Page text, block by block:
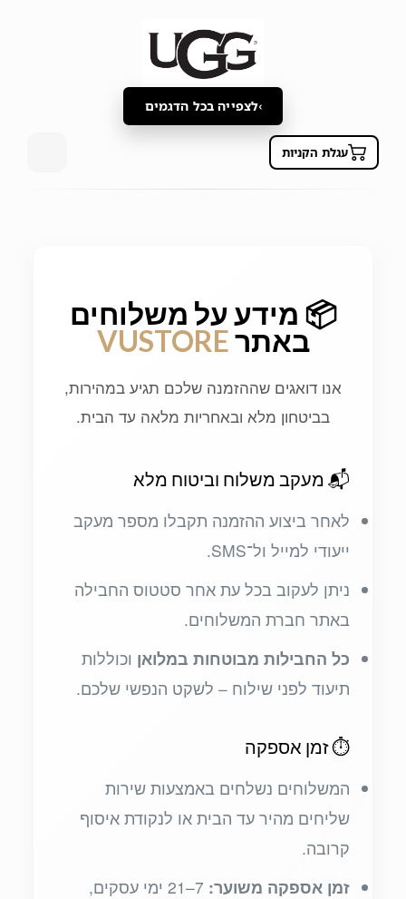
לצפייה בכל הדגמים
עגלת הקניות
📦 מידע על משלוחים
באתרVUSTORE
אנו דואגים שההזמנה שלכם תגיע במהירות,
בביטחון מלא ובאחריות מלאה עד הבית.
📬 מעקב משלוח וביטוח מלא
לאחר ביצוע ההזמנה תקבלו מספר מעקב
ייעודי למייל ול־SMS.
ניתן לעקוב בכל עת אחר סטטוס החבילה
באתר חברת המשלוחים.
כל החבילות מבוטחות במלואן וכוללות
תיעוד לפני שילוח – לשקט הנפשי שלכם.
⏱ זמן אספקה
המשלוחים נשלחים באמצעות שירות
שליחים מהיר עד הבית או לנקודת איסוף
קרובה.
זמן אספקה משוער:
7–21 ימי עסקים,